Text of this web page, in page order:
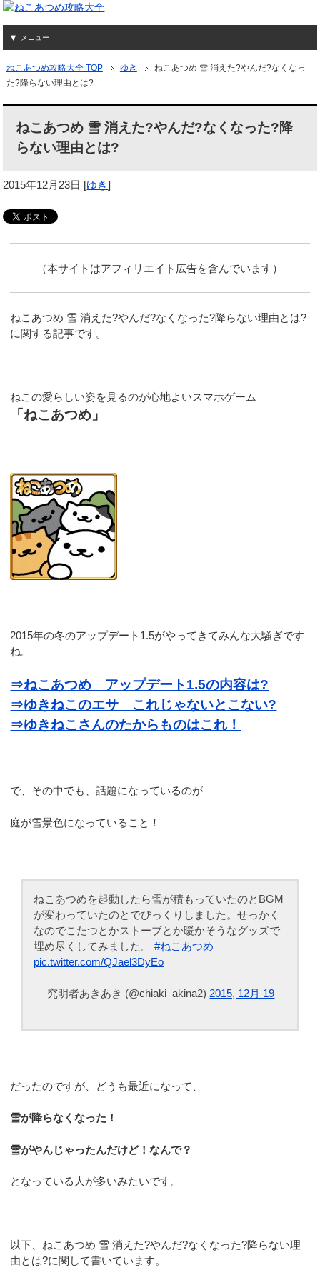
メニュー
ねこあつめ攻略大全 TOP ゆき
ねこあつめ 雪 消えた?やんだ?なくなっ
た?降らない理由とは?
ねこあつめ 雪 消えた?やんだ?なくなった?降
らない理由とは?
2015年12月23日 [ゆき]
（本サイトはアフィリエイト広告を含んでいます）
ねこあつめ 雪 消えた?やんだ?なくなった?降らない理由とは?
に関する記事です。
ねこの愛らしい姿を見るのが心地よいスマホゲーム
「ねこあつめ」
2015年の冬のアップデート1.5がやってきてみんな大騒ぎです
ね。
⇒ねこあつめ アップデート1.5の内容は?
⇒ゆきねこのエサ これじゃないとこない?
⇒ゆきねこさんのたからものはこれ！
で、その中でも、話題になっているのが
庭が雪景色になっていること！
ねこあつめを起動したら雪が積もっていたのとBGM
が変わっていたのとでびっくりしました。せっかく
なのでこたつとかストーブとか暖かそうなグッズで
埋め尽くしてみました。#ねこあつめ
pic.twitter.com/QJael3DyEo
— 究明者あきあき (@chiaki_akina2) 2015, 12月 19
だったのですが、どうも最近になって、
雪が降らなくなった！
雪がやんじゃったんだけど！なんで？
となっている人が多いみたいです。
以下、ねこあつめ 雪 消えた?やんだ?なくなった?降らない理
由とは?に関して書いています。